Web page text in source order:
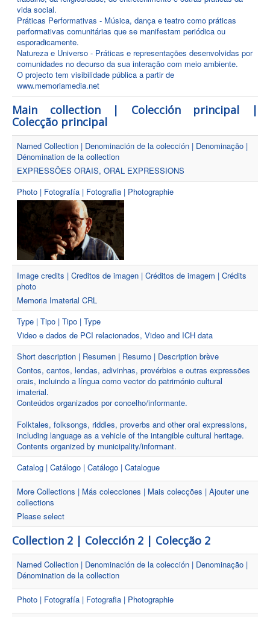
vida social.
Práticas Performativas - Música, dança e teatro como práticas
performativas comunitárias que se manifestam periódica ou
esporadicamente.
Natureza e Universo - Práticas e representações desenvolvidas por
comunidades no decurso da sua interação com meio ambiente.
O projecto tem visibilidade pública a partir de
www.memoriamedia.net
Main collection | Colección principal |
Colecção principal
Named Collection | Denominación de la colección | Denominação |
Dénomination de la collection
EXPRESSÕES ORAIS, ORAL EXPRESSIONS
Photo | Fotografía | Fotografia | Photographie
Image credits | Creditos de imagen | Créditos de imagem | Crédits
photo
Memoria Imaterial CRL
Type | Tipo | Tipo | Type
Video e dados de PCI relacionados, Video and ICH data
Short description | Resumen | Resumo | Description brève
Contos, cantos, lendas, adivinhas, provérbios e outras expressões
orais, incluindo a língua como vector do património cultural
imaterial.
Conteúdos organizados por concelho/informante.
Folktales, folksongs, riddles, proverbs and other oral expressions,
including language as a vehicle of the intangible cultural heritage.
Contents organized by municipality/informant.
Catalog | Catálogo | Catálogo | Catalogue
More Collections | Más colecciones | Mais colecções | Ajouter une
collections
Please select
Collection 2 | Colección 2 | Colecção 2
Named Collection | Denominación de la colección | Denominação |
Dénomination de la collection
Photo | Fotografía | Fotografia | Photographie